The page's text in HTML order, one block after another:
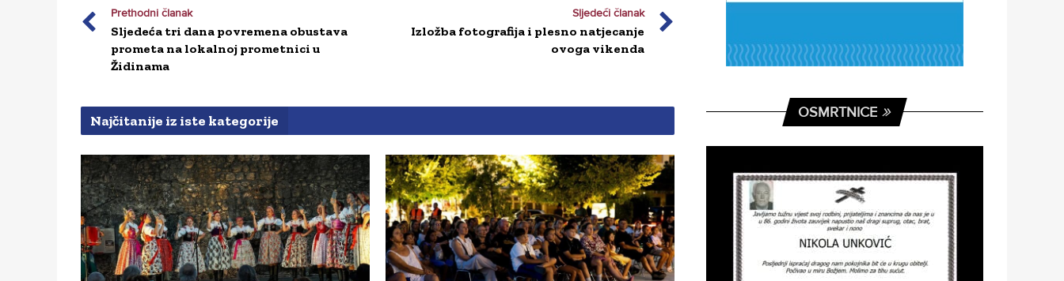
Prethodni članak
Sljedeća tri dana povremena obustava
prometa na lokalnoj prometnici u
Židinama
Sljedeći članak
Izložba fotografija i plesno natjecanje
ovoga vikenda
Najčitanije iz iste kategorije
OSMRTNICE